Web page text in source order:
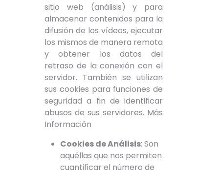
sitio web (análisis) y para
almacenar contenidos para la
difusión de los vídeos, ejecutar
los mismos de manera remota
y obtener los datos del
retraso de la conexión con el
servidor. También se utilizan
sus cookies para funciones de
seguridad a fin de identificar
abusos de sus servidores. Más
Información
Cookies de Análisis: Son
aquéllas que nos permiten
cuantificar el número de